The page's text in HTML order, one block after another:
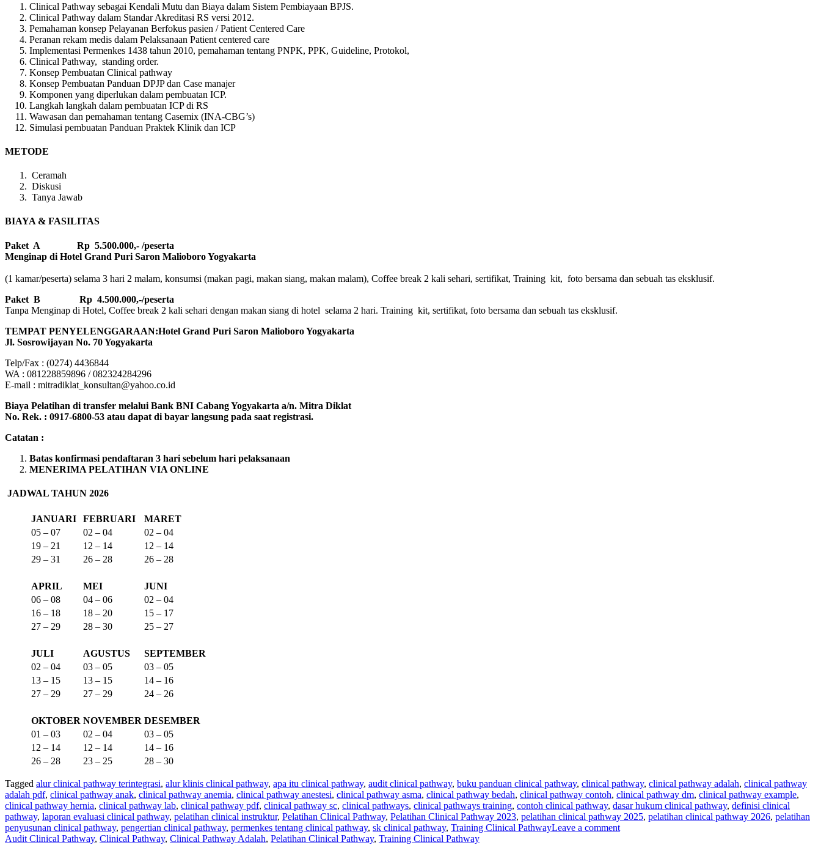
Clinical Pathway sebagai Kendali Mutu dan Biaya dalam Sistem Pembiayaan BPJS.
Clinical Pathway dalam Standar Akreditasi RS versi 2012.
Pemahaman konsep Pelayanan Berfokus pasien / Patient Centered Care
Peranan rekam medis dalam Pelaksanaan Patient centered care
Implementasi Permenkes 1438 tahun 2010, pemahaman tentang PNPK, PPK, Guideline, Protokol,
Clinical Pathway, standing order.
Konsep Pembuatan Clinical pathway
Konsep Pembuatan Panduan DPJP dan Case manajer
Komponen yang diperlukan dalam pembuatan ICP.
Langkah langkah dalam pembuatan ICP di RS
Wawasan dan pemahaman tentang Casemix (INA-CBG’s)
Simulasi pembuatan Panduan Praktek Klinik dan ICP
METODE
Ceramah
Diskusi
Tanya Jawab
BIAYA & FASILITAS
Paket A Rp 5.500.000,- /peserta
Menginap di Hotel Grand Puri Saron Malioboro Yogyakarta
(1 kamar/peserta) selama 3 hari 2 malam, konsumsi (makan pagi, makan siang, makan malam), Coffee break 2 kali sehari, sertifikat, Training kit, foto bersama dan sebuah tas eksklusif.
Paket B
Rp 4.500.000,-/peserta
Tanpa Menginap di Hotel, Coffee break 2 kali sehari dengan makan siang di hotel selama 2 hari. Training kit, sertifikat, foto bersama dan sebuah tas eksklusif.
TEMPAT PENYELENGGARAAN:Hotel Grand Puri Saron Malioboro Yogyakarta
Jl. Sosrowijayan No. 70 Yogyakarta
Telp/Fax : (0274) 4436844
WA : 081228859896 / 082324284296
E-mail : mitradiklat_konsultan@yahoo.co.id
Biaya Pelatihan di transfer melalui Bank BNI Cabang Yogyakarta a/n. Mitra Diklat
No. Rek. : 0917-6800-53 atau dapat di bayar langsung pada saat registrasi.
Catatan :
Batas konfirmasi pendaftaran 3 hari sebelum hari pelaksanaan
MENERIMA PELATIHAN VIA ONLINE
JADWAL TAHUN 2026
JANUARI FEBRUARI
MARET
05 – 07
02 – 04
02 – 04
19 – 21
12 – 14
12 – 14
29 – 31
26 – 28 26 – 28
APRIL MEI
JUNI
06 – 08
04 – 06
02 – 04
16 – 18
18 – 20
15 – 17
27 – 29
28 – 30 25 – 27
JULI AGUSTUS
SEPTEMBER
02 – 04
03 – 05
03 – 05
13 – 15
13 – 15
14 – 16
27 – 29
27 – 29 24 – 26
OKTOBER NOVEMBER DESEMBER
01 – 03
02 – 04
03 – 05
12 – 14
12 – 14
14 – 16
26 – 28
23 – 25 28 – 30
Tagged alur clinical pathway terintegrasi, alur klinis clinical pathway, apa itu clinical pathway, audit clinical pathway, buku panduan clinical pathway, clinical pathway, clinical pathway adalah, clinical pathway
adalah pdf, clinical pathway anak, clinical pathway anemia, clinical pathway anestesi, clinical pathway asma, clinical pathway bedah, clinical pathway contoh, clinical pathway dm, clinical pathway example,
clinical pathway hernia, clinical pathway lab, clinical pathway pdf, clinical pathway sc, clinical pathways, clinical pathways training, contoh clinical pathway, dasar hukum clinical pathway, definisi clinical
pathway, laporan evaluasi clinical pathway, pelatihan clinical instruktur, Pelatihan Clinical Pathway, Pelatihan Clinical Pathway 2023, pelatihan clinical pathway 2025, pelatihan clinical pathway 2026, pelatihan
penyusunan clinical pathway, pengertian clinical pathway, permenkes tentang clinical pathway, sk clinical pathway, Training Clinical PathwayLeave a comment
Audit Clinical Pathway, Clinical Pathway, Clinical Pathway Adalah, Pelatihan Clinical Pathway, Training Clinical Pathway